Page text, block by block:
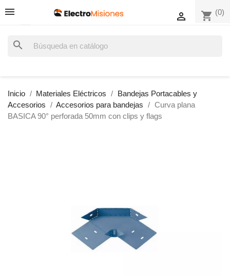
shopping_cart (0)

search
Inicio Materiales Eléctricos
Bandejas Portacables y
Accesorios
Accesorios para bandejas
Curva plana
BASICA 90° perforada 50mm con clips y flags